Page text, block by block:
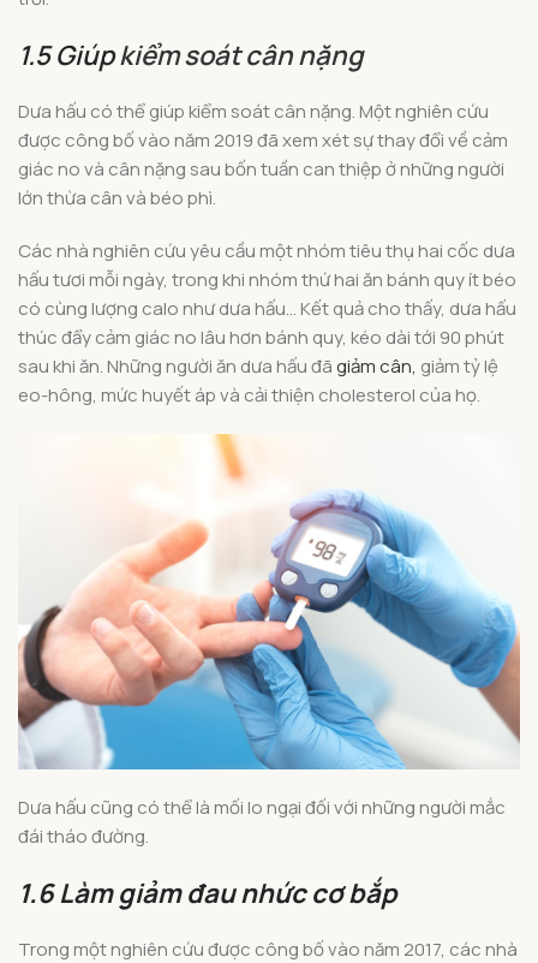
1.5 Giúpkiểm soát cân nặng
Dưa hấu có thể giúp kiểm soát cân nặng. Một nghiên cứu
được công bố vào năm 2019 đã xem xét sự thay đổi về cảm
giác no và cân nặng sau bốn tuần can thiệp ở những người
lớn thừa cân và béo phì.
Các nhà nghiên cứu yêu cầu một nhóm tiêu thụ hai cốc dưa
hấu tươi mỗi ngày, trong khi nhóm thứ hai ăn bánh quy ít béo
có cùng lượng calo như dưa hấu… Kết quả cho thấy, dưa hấu
thúc đẩy cảm giác no lâu hơn bánh quy, kéo dài tới 90 phút
sau khi ăn. Những người ăn dưa hấu đãgiảm cân, giảm tỷ lệ
eo-hông, mức huyết áp và cải thiện cholesterol của họ.
Dưa hấu cũng có thể là mối lo ngại đối với những người mắc
đái tháo đường.
1.6 Làm giảm đau nhức cơ bắp
Trong một nghiên cứu được công bố vào năm 2017, các nhà